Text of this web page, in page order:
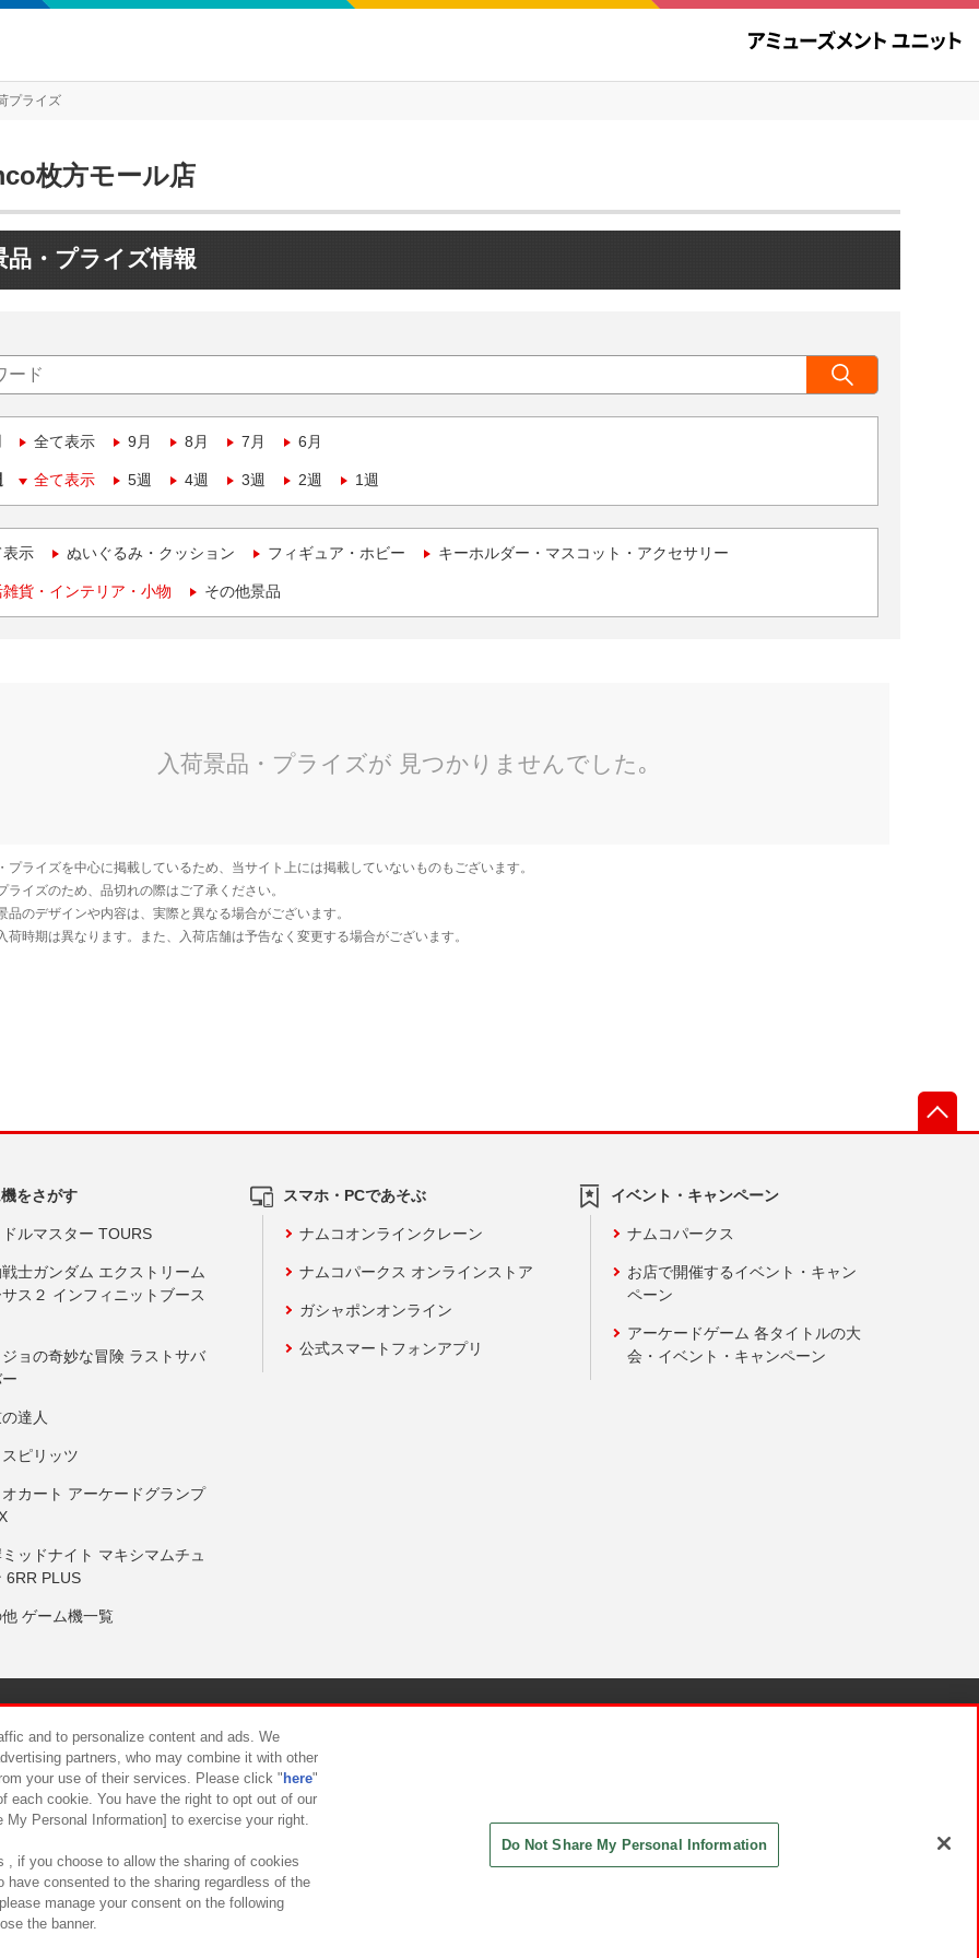
プライズ
枚方モール店
品・プライズ情報
全て表示 9月 8月 7月 6月
全て表示 5週 4週 3週 2週 1週
表示 ぬいぐるみ・クッション フィギュア・ホビー キーホルダー・マスコット・アクセサリー
貨・インテリア・小物 その他景品
をさがす
ルマスター TOURS
士ガンダム エクストリーム
ス２ インフィニットブース
ョの奇妙な冒険 ラストサバ
達人
ピリッツ
カート アーケードグランプ
ッドナイト マキシマムチュ
6RR PLUS
ゲーム機一覧
スマホ・PCであそぶ
ナムコオンラインクレーン
ナムコパークス オンラインストア
ガシャポンオンライン
公式スマートフォンアプリ
イベント・キャンペーン
ナムコパークス
お店で開催するイベント・キャン
ペーン
アーケードゲーム 各タイトルの大
会・イベント・キャンペーン
について カスタマーハラスメント対応方針
and to personalize content and ads. We
partners, who may combine it with other
your use of their services. Please click " here"
each cookie. You have the right to opt out of our
Personal Information] to exercise your right.
, if you choose to allow the sharing of cookies
have consented to the sharing regardless of the
manage your consent on the following
the banner.
Do Not Share My Personal Information